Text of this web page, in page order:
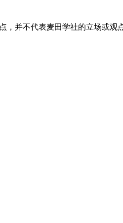
，并不代表麦田学社的立场或观